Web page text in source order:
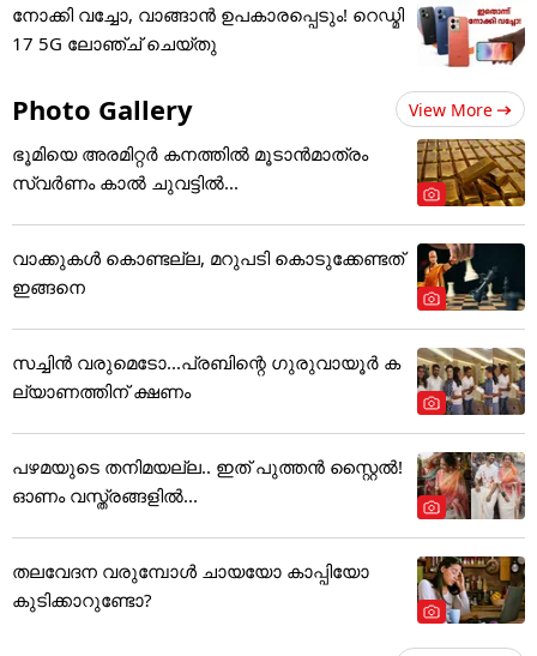
നോക്കി വച്ചോ, വാങ്ങാൻ ഉപകാരപ്പെടും! റെഡ്മി
17 5G ലോഞ്ച് ചെയ്തു
Photo Gallery View More
ഭൂമിയെ അരമിറ്റർ കനത്തിൽ മൂടാൻമാത്രം
സ്വർണം കാൽ ചുവട്ടിൽ...
വാക്കുകൾ കൊണ്ടല്ല, മറുപടി കൊടുക്കേണ്ടത്
ഇങ്ങനെ
സച്ചിന്‍ വരുമെടോ...പ്രബിന്റെ ഗുരുവായൂര്‍ ക
ല്യാണത്തിന് ക്ഷണം
പഴമയുടെ തനിമയല്ല.. ഇത് പുത്തൻ സ്റ്റൈൽ!
ഓണം വസ്ത്രങ്ങളിൽ...
തലവേദന വരുമ്പോൾ ചായയോ കാപ്പിയോ
കുടിക്കാറുണ്ടോ?